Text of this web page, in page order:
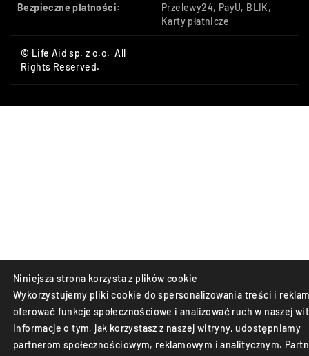
Bezpieczne płatności:
Przelewy24, PayU, BLIK,
Karty płatnicze
© Life Aid sp. z o.o. All
Rights Reserved.
Niniejsza strona korzysta z plików cookie
Wykorzystujemy pliki cookie do spersonalizowania treści i
oferować funkcje społecznościowe i analizować ruch w naszej
Informacje o tym, jak korzystasz z naszej witryny, udostępniamy
partnerom społecznościowym, reklamowym i analitycznym.